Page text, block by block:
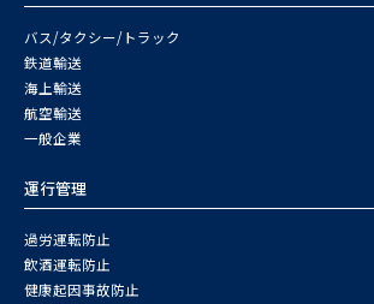
バス/タクシー/トラック
鉄道輸送
海上輸送
航空輸送
一般企業
運行管理
過労運転防止
飲酒運転防止
健康起因事故防止